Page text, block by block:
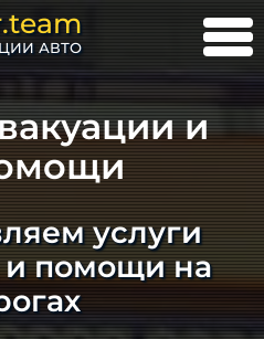
АВТО
и
услуги
и помощи на